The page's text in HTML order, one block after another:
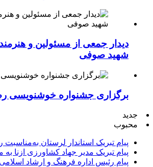
دیدار جمعی از مسئولین و
شهید صوفی
برگزاری جشنواره خوشنویسی
جدید
محبوب
پیام تبریک استاندار لرستان به‌مناسبت
پیام تبریک مدیر جهاد کشاورزی ازنا به
پیام رئیس اداره فرهنگ و ارشاد